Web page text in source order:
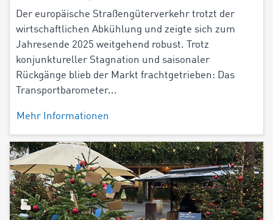
Der europäische Straßengüterverkehr trotzt der
wirtschaftlichen Abkühlung und zeigte sich zum
Jahresende 2025 weitgehend robust. Trotz
konjunktureller Stagnation und saisonaler
Rückgänge blieb der Markt frachtgetrieben: Das
Transportbarometer...
Mehr Informationen